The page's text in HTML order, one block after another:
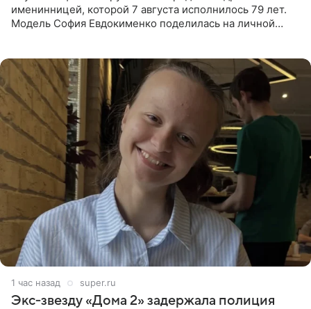
именинницей, которой 7 августа исполнилось 79 лет.
Модель София Евдокименко поделилась на личной
1 час назад super.ru
Экс‑звезду «Дома 2» задержала полиция